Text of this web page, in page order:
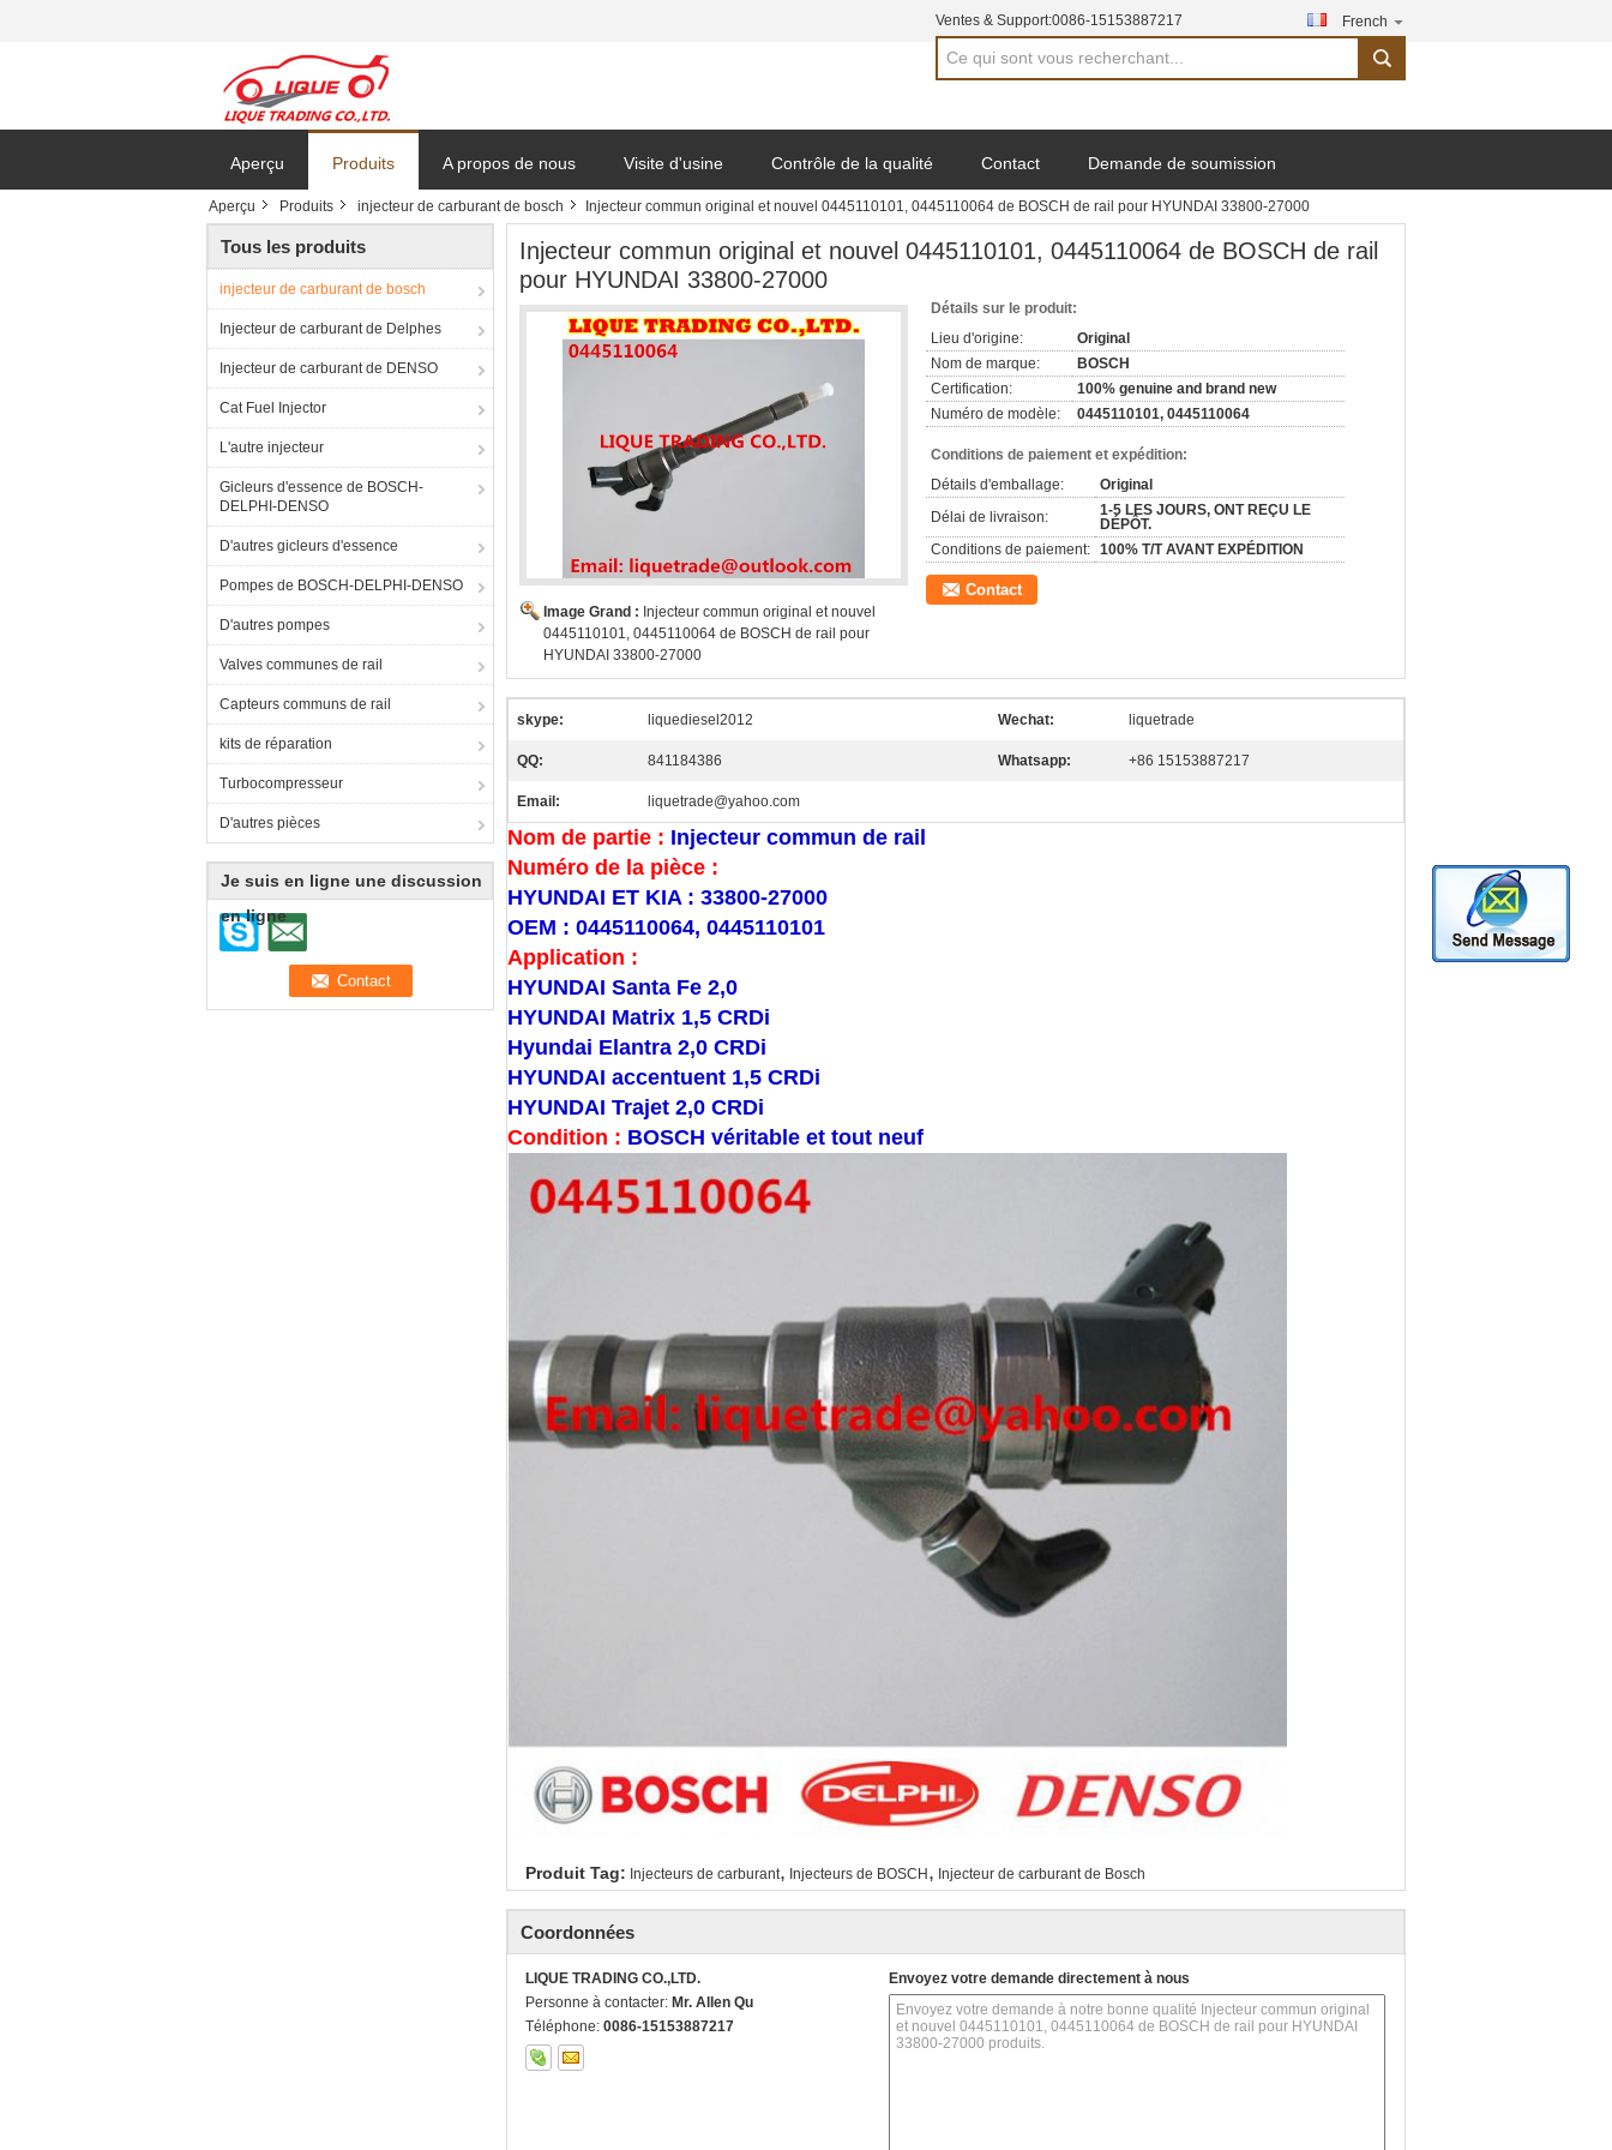
Ventes & Support:0086-15153887217 French
search
Aperçu Produits A propos de nous Visite d'usine Contrôle de la qualité Contact Demande de soumission
Aperçu Produits injecteur de carburant de bosch Injecteur commun original et nouvel 0445110101, 0445110064 de BOSCH de rail pour HYUNDAI 33800-27000
Tous les produits
injecteur de carburant de bosch
Injecteur de carburant de Delphes
Injecteur de carburant de DENSO
Cat Fuel Injector
L'autre injecteur
Gicleurs d'essence de BOSCH-
DELPHI-DENSO
D'autres gicleurs d'essence
Pompes de BOSCH-DELPHI-DENSO
D'autres pompes
Valves communes de rail
Capteurs communs de rail
kits de réparation
Turbocompresseur
D'autres pièces
Je suis en ligne une discussion
en ligne
Injecteur commun original et nouvel 0445110101, 0445110064 de BOSCH de rail
pour HYUNDAI 33800-27000
Image Grand : Injecteur commun original et nouvel
0445110101, 0445110064 de BOSCH de rail pour
HYUNDAI 33800-27000
Détails sur le produit:
Lieu d'origine:
Original
Nom de marque:
BOSCH
Certification:
100% genuine and brand new
Numéro de modèle:
0445110101, 0445110064
Conditions de paiement et expédition:
Détails d'emballage:
Original
Délai de livraison:
1-5 LES JOURS, ONT REÇU LE
DÉPÔT.
Conditions de paiement: 100% T/T AVANT EXPÉDITION
Contact
skype: liquediesel2012 Wechat: liquetrade
QQ: 841184386 Whatsapp: +86 15153887217
Email: liquetrade@yahoo.com
Nom de partie : Injecteur commun de rail
Numéro de la pièce :
HYUNDAI ET KIA : 33800-27000
OEM : 0445110064, 0445110101
Application :
HYUNDAI Santa Fe 2,0
HYUNDAI Matrix 1,5 CRDi
Hyundai Elantra 2,0 CRDi
HYUNDAI accentuent 1,5 CRDi
HYUNDAI Trajet 2,0 CRDi
Condition : BOSCH véritable et tout neuf
Produit Tag: Injecteurs de carburant, Injecteurs de BOSCH , Injecteur de carburant de Bosch
Coordonnées
LIQUE TRADING CO.,LTD.
Personne à contacter: Mr. Allen Qu
Téléphone: 0086-15153887217
Envoyez votre demande directement à nous